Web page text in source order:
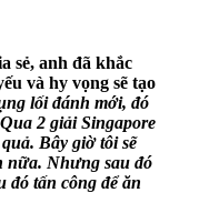
sẻ, anh đã khắc
và hy vọng sẽ tạo
lối đánh mới, đó
2 giải Singapore
Bây giờ tôi sẽ
nữa. Nhưng sau đó
đó tấn công để ăn